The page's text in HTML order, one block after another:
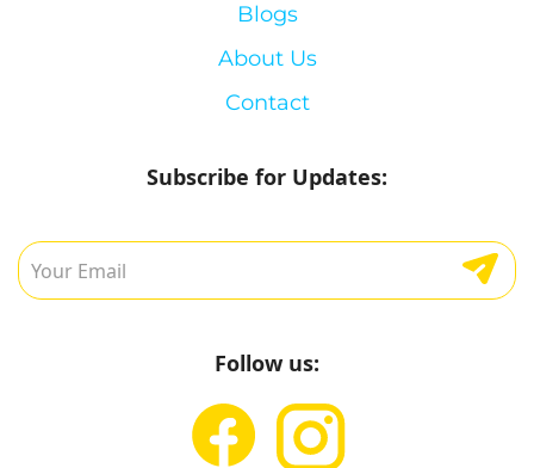
Blogs
About Us
Contact
Subscribe for Updates:
Follow us: